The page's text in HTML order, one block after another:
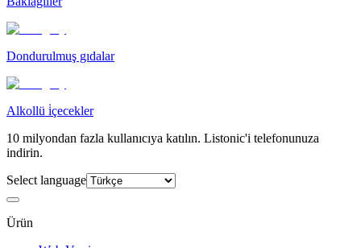
Dondurulmuş gıdalar
Alkollü i̇çecekler
10 milyondan fazla kullanıcıya katılın. Listonic'i telefonunuza
indirin.
Select language
Ürün